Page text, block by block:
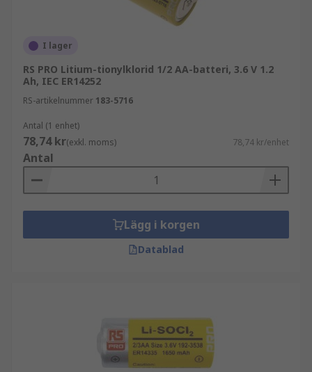
I lager
RS PRO Litium-tionylklorid 1/2 AA-batteri, 3.6 V 1.2
Ah, IEC ER14252
RS-artikelnummer 183-5716
Antal (1 enhet)
78,74 kr(exkl. moms) 78,74 kr/enhet
Antal
Lägg i korgen
Datablad